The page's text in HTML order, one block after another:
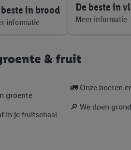
in brood
informatie
De beste in
Meer informatie
& fruit
groente
in je fruitschaal
🚛 Onze boeren
🔎 We doen